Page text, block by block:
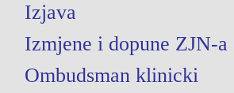
Izjava
Izmjene i dopune ZJN-a
Ombudsman klinicki